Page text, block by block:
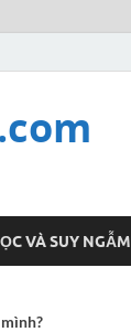
VÀ SUY NGẪM